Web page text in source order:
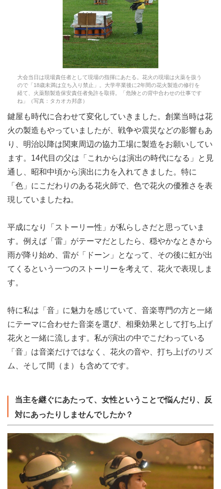
大会当日は現場責任者として現場の指揮にあたる。花火の現場は火薬を扱う
ので「18歳未満は立ち入り禁止」。大学卒業後に2年間の花火製造の修行を
経て、火薬類製造保安責任者免許を取得。「危険との背中合わせの仕事です
ね」（写真：タカオカ邦彦）
鍵屋も時代に合わせて変化していきました。創業当時は花
火の製造もやっていましたが、戦争や震災などの影響もあ
り、明治以降は関東周辺の協力工場に製造をお願いしてい
ます。14代目の父は「これからは演出の時代になる」と見
通し、昭和中頃から演出に力を入れてきました。特に
「色」にこだわりのある花火師で、色で花火の優雅さを表
現していましたね。
平成になり「ストーリー性」が私らしさだと思っていま
す。例えば「雷」がテーマだとしたら、穏やかなときから
雨が降り始め、雷が「ドーン」となって、その後に虹が出
てくるという一つのストーリーを考えて、花火で表現しま
す。
特に私は「音」に魅力を感じていて、音楽専門の方と一緒
にテーマに合わせた音楽を選び、相乗効果として打ち上げ
花火と一緒に流します。私が演出の中でこだわっている
「音」は音楽だけではなく、花火の音や、打ち上げのリズ
ム、そして間（ま）も含めてです。
当主を継ぐにあたって、女性ということで悩んだり、反
対にあったりしませんでしたか？